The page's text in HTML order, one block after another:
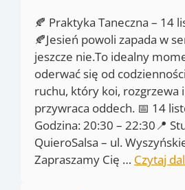
🍂 Praktyka Taneczna – 14
🍂Jesień powoli zapada w
jeszcze nie.To idealny
oderwać się od
ruchu, który koi, rozgrzewa i
przywraca oddech. 📅 14
Godzina: 20:30 – 22:30📍
QuieroSalsa – ul.
Zapraszamy Cię … Czytaj